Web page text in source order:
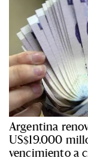
Argentina
US$19.000
vencimiento a